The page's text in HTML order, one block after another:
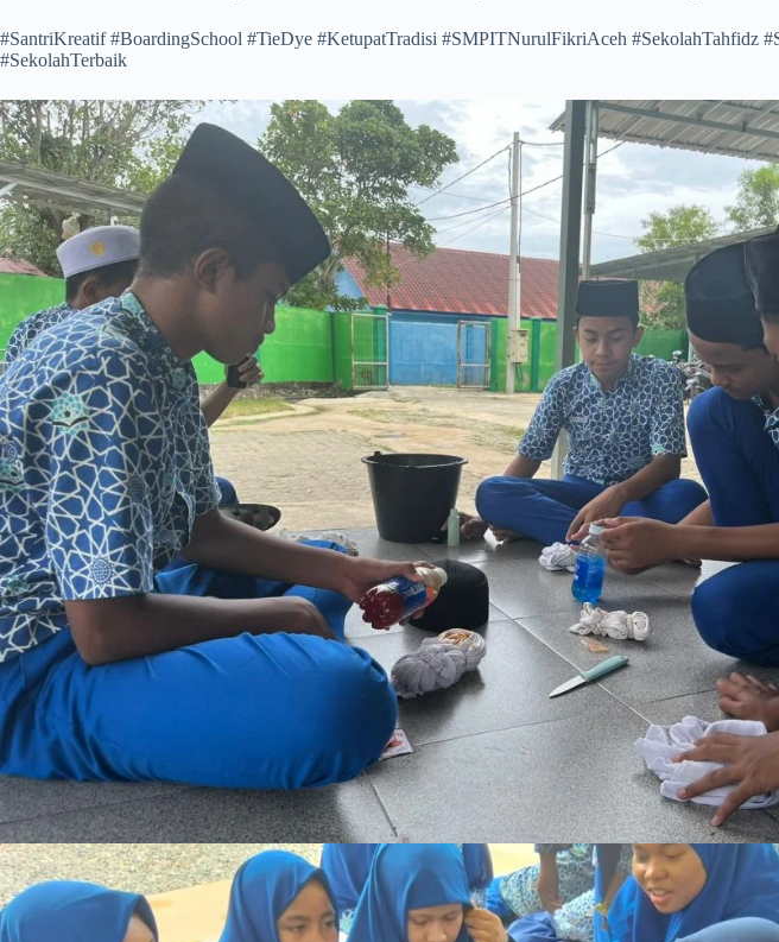
#SantriKreatif #BoardingSchool #TieDye #KetupatTradisi #SMPITNurulFikriAceh #SekolahTahfidz
#SekolahTerbaik